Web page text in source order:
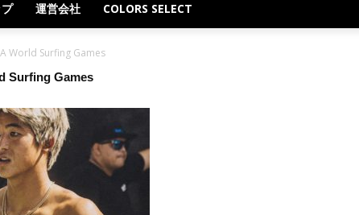
運営会社 COLORS SELECT
World Surfing Games
Surfing Games